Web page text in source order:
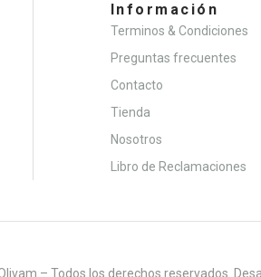
Información
Terminos & Condiciones
Preguntas frecuentes
Contacto
Tienda
Nosotros
Libro de Reclamaciones
– Todos los derechos reservados.